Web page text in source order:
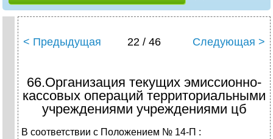
< Предыдущая 22 / 46 Следующая >
66.Организация текущих эмиссионно-
кассовых операций территориальными
учреждениями учреждениями цб
В соответствии с Положением № 14-П :